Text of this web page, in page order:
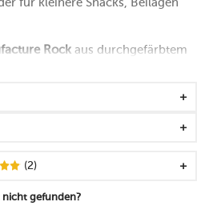
Rock aus durchgefärbtem
von Glasur eine abriebfeste und
(2)
gefunden?